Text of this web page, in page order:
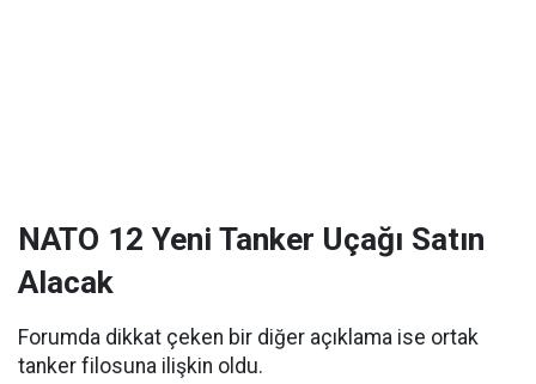
NATO 12 Yeni Tanker Uçağı Satın
Alacak
Forumda dikkat çeken bir diğer açıklama ise ortak
tanker filosuna ilişkin oldu.